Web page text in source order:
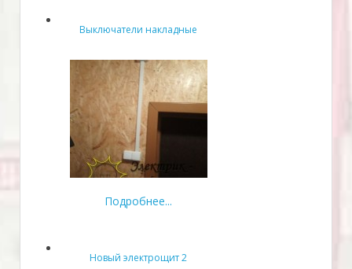
Выключатели накладные
Подробнее...
Новый электрощит 2